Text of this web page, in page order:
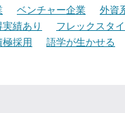
ベンチャー企業 外資
績あり フレックスタ
採用 語学が生かせる